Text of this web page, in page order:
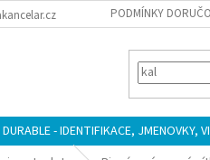
PODMÍNKY
DURABLE - IDENTIFIKACE, JMENOVKY,